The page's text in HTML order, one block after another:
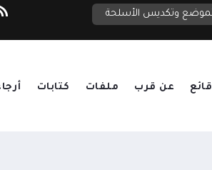
وتكديس الأسلحة
والملاحة الدولية مجلس الأمن: لا
عن قرب ملفات كتابات